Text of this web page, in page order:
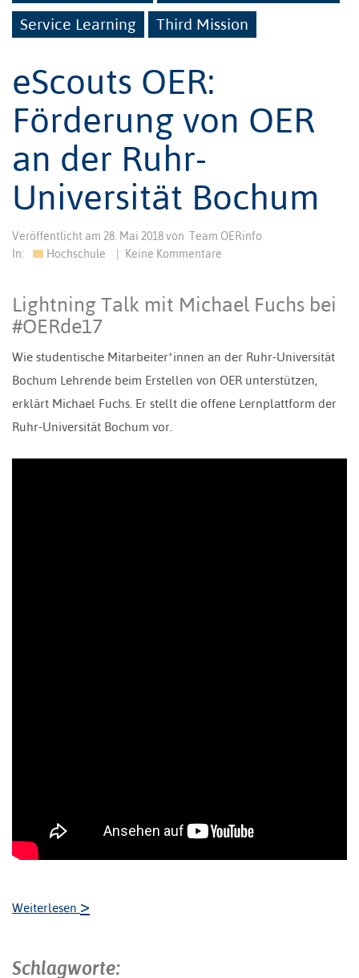
Service Learning
Third Mission
eScouts OER:
Förderung von OER
an der Ruhr-
Universität Bochum
Veröffentlicht am 28. Mai 2018von Team OERinfo
In:
Hochschule Keine Kommentare
Lightning Talk mit Michael Fuchs bei
#OERde17
Wie studentische Mitarbeiter*innen an der Ruhr-Universität
Bochum Lehrende beim Erstellen von OER unterstützen,
erklärt Michael Fuchs. Er stellt die offene Lernplattform der
Ruhr-Universität Bochum vor.
Weiterlesen >
Schlagworte: